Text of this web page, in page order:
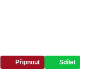
Připnout Sdílet